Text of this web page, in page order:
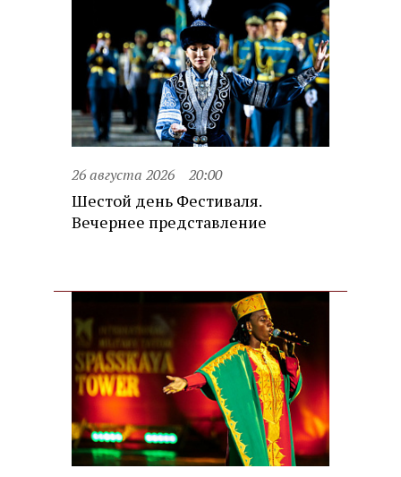
26 августа 2026 20:00
Шестой день Фестиваля.
Вечернее представление